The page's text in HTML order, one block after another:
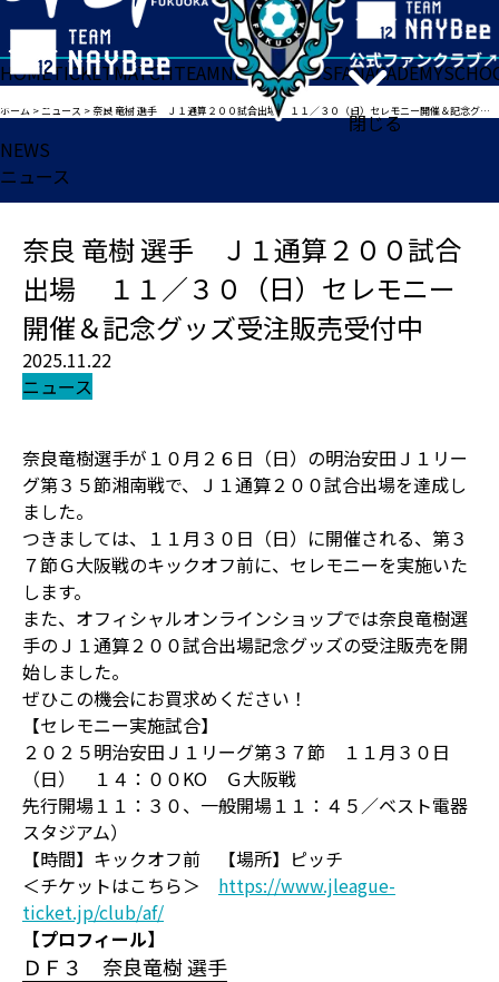
閉じる
HOMETICKETMATCHTEAMNEWSGOODSFANACADEMY
ホーム >ニュース >奈良 竜樹 選手 Ｊ１通算２００試合出場 １１／３０（日）セレモニー開催＆記念グッズ受注販売受付中
NEWS
ニュース
奈良 竜樹 選手 Ｊ１通算２００試合
出場 １１／３０（日）セレモニー
開催＆記念グッズ受注販売受付中
2025.11.22
ニュース
奈良竜樹選手が１０月２６日（日）の明治安田Ｊ１リー
グ第３５節湘南戦で、Ｊ１通算２００試合出場を達成し
ました。
つきましては、１１月３０日（日）に開催される、第３
７節Ｇ大阪戦のキックオフ前に、セレモニーを実施いた
します。
また、オフィシャルオンラインショップでは奈良竜樹選
手のＪ１通算２００試合出場記念グッズの受注販売を開
始しました。
ぜひこの機会にお買求めください！
【セレモニー実施試合】
２０２５明治安田Ｊ１リーグ第３７節 １１月３０日
（日） １４：００KO Ｇ大阪戦
先行開場１１：３０、一般開場１１：４５／ベスト電器
スタジアム）
【時間】キックオフ前 【場所】ピッチ
＜チケットはこちら＞ https://www.jleague-
ticket.jp/club/af/
【プロフィール】
ＤＦ３ 奈良竜樹 選手